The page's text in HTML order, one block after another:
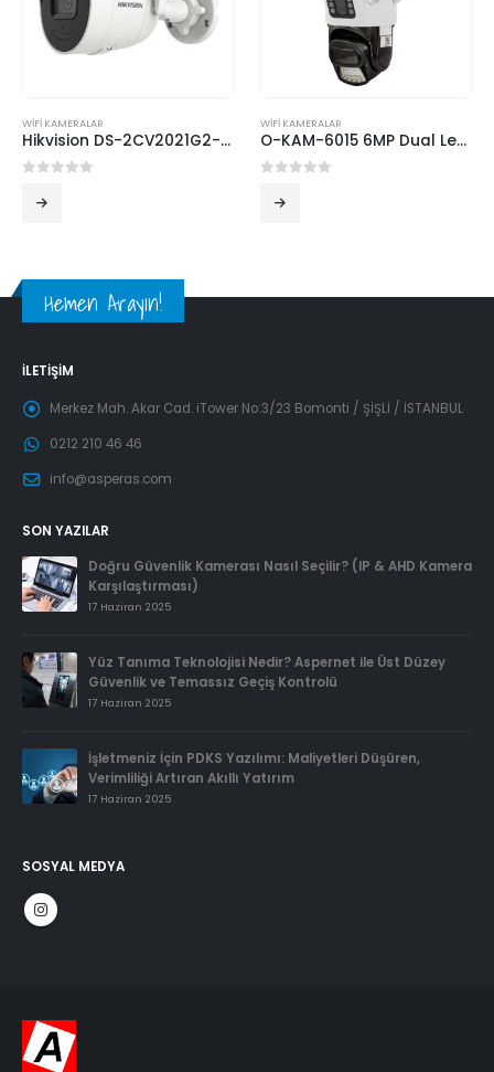
WİFİ KAMERALAR
Hikvision DS-2CV2021G2-IDW 2MP Kablosuz IP Kamera
WİFİ KAMERALAR
O-KAM-6015 6MP Dual Lens WIFI PTZ Camera YENİ BEYAZ
Hemen Arayın!
İLETIŞIM
Merkez Mah. Akar Cad. iTower No:3/23 Bomonti / ŞİŞLİ / İSTANBUL
0212 210 46 46
info@asperas.com
SON YAZILAR
Doğru Güvenlik Kamerası Nasıl Seçilir? (IP & AHD Kamera
Karşılaştırması)
17 Haziran 2025
Yüz Tanıma Teknolojisi Nedir? Aspernet ile Üst Düzey
Güvenlik ve Temassız Geçiş Kontrolü
17 Haziran 2025
İşletmeniz İçin PDKS Yazılımı: Maliyetleri Düşüren,
Verimliliği Artıran Akıllı Yatırım
17 Haziran 2025
SOSYAL MEDYA